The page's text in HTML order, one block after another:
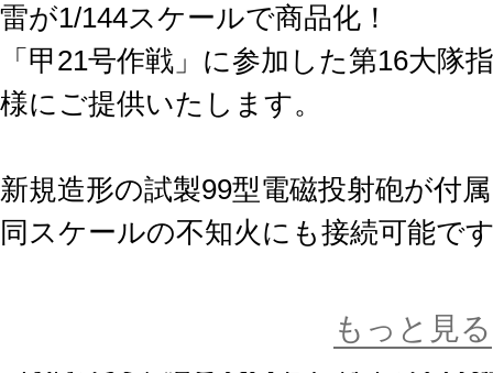
雷が1/144スケールで商品化！
「甲21号作戦」に参加した第16大隊
様にご提供いたします。
新規造形の試製99型電磁投射砲が付
同スケールの不知火にも接続可能で
もっと見る